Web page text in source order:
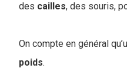
des cailles, des souris,
On compte en général
poids.